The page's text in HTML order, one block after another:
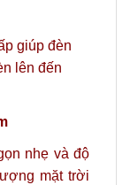
giúp đèn
lên đến
nhẹ và độ
mặt trời